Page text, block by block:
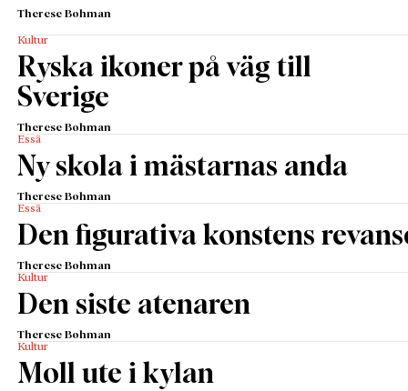
Therese Bohman
Kultur
Ryska ikoner på väg till
Sverige
Therese Bohman
Essä
Ny skola i mästarnas anda
Therese Bohman
Essä
Den figurativa konstens
Therese Bohman
Kultur
Den siste atenaren
Therese Bohman
Kultur
Moll ute i kylan